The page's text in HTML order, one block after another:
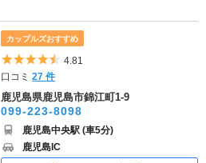
カップルズおすすめ
5つ星のうち4.5
4.81
口コミ27 件
鹿児島県鹿児島市錦江町1-9
099-223-8098
鹿児島中央駅 (車5分)
鹿児島IC